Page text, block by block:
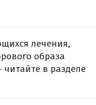
лечения,
образа
в разделе